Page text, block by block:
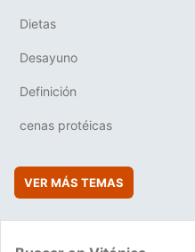
Dietas
Desayuno
Definición
cenas protéicas
VER MÁS TEMAS